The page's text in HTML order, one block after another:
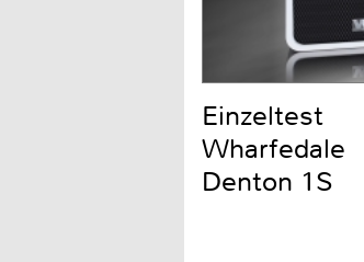
Einzeltest
Wharfedale
Denton 1S